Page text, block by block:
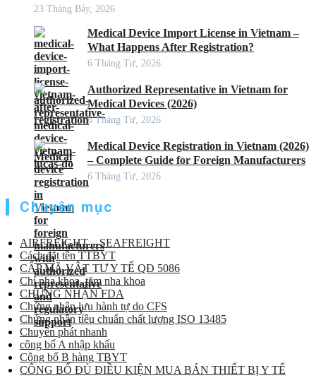
23 Tháng Bảy, 2026
Medical Device Import License in Vietnam –
What Happens After Registration?
6 Tháng Tư, 2026
Authorized Representative in Vietnam for
Medical Devices (2026)
6 Tháng Tư, 2026
Medical Device Registration in Vietnam (2026)
– Complete Guide for Foreign Manufacturers
6 Tháng Tư, 2026
Chuyên mục
AIRFREIGHT – SEAFREIGHT
Cách đặt tên TTBYT
CẤP MÃ VẬT TƯ Y TẾ QĐ 5086
Chỉ nha khoa, tăm nha khoa
CHỨNG NHẬN FDA
Chứng nhận lưu hành tự do CFS
Chứng nhận tiêu chuẩn chất lượng ISO 13485
Chuyển phát nhanh
công bố A nhập khẩu
Công bố B hàng TBYT
CÔNG BỐ ĐỦ ĐIỀU KIỆN MUA BÁN THIẾT BỊ Y TẾ